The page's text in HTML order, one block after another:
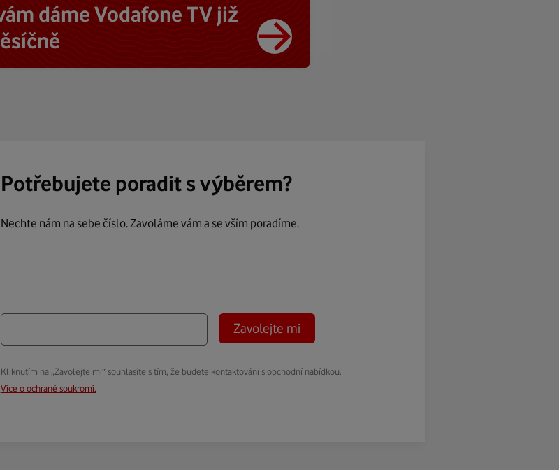
dáme Vodafone TV již
Potřebujete poradit s výběrem?
Nechte nám na sebe číslo. Zavoláme vám a se vším poradíme.
Zavolejte mi
Kliknutím na „Zavolejte mi“ souhlasíte s tím, že budete kontaktováni s obchodní nabídkou.
Více o ochraně soukromí.